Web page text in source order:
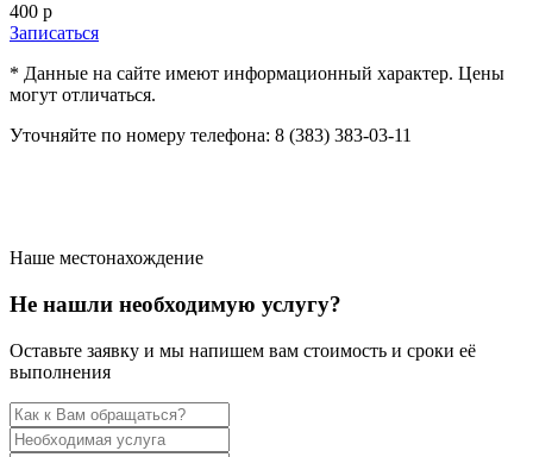
400 р
Записаться
* Данные на сайте имеют информационный характер. Цены
могут отличаться.
Уточняйте по номеру телефона: 8 (383) 383-03-11
Наше местонахождение
Не нашли необходимую услугу?
Оставьте заявку и мы напишем вам стоимость и сроки её
выполнения